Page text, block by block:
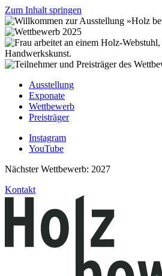
Zum Inhalt springen
Ausstellung
Exponate
Wettbewerb
Preisträger
Instagram
YouTube
Nächster Wettbewerb: 2027
Kontakt